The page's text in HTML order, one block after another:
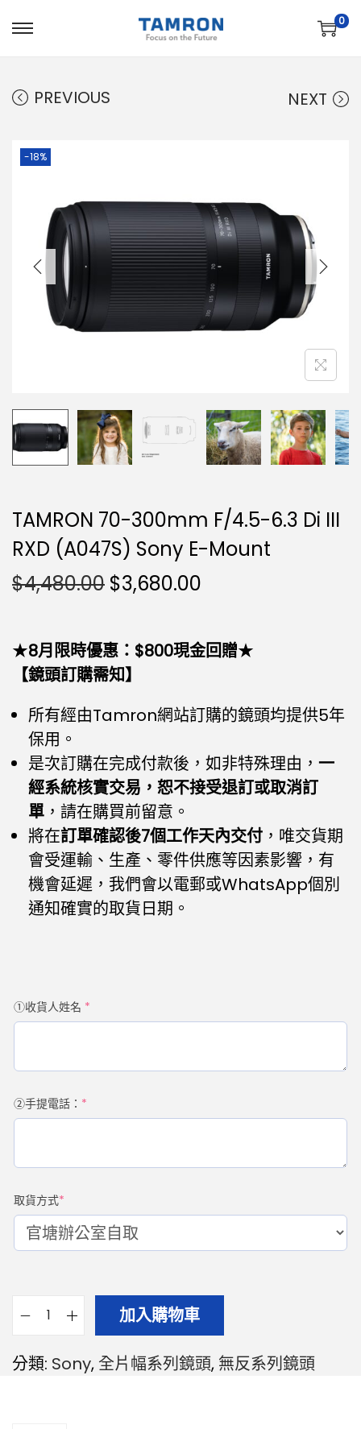
0
PREVIOUS NEXT
-18%
TAMRON 70-300mm F/4.5-6.3 Di III
RXD (A047S) Sony E-Mount
$4,480.00 $3,680.00
★8月限時優惠：$800現金回贈★
【鏡頭訂購需知】
所有經由Tamron網站訂購的鏡頭均提供5年
保用。
是次訂購在完成付款後，如非特殊理由， 一
經系統核實交易，恕不接受退訂或取消訂
單 ，請在購買前留意。
將在訂單確認後7個工作天內交付 ，唯交貨期
會受運輸、生產、零件供應等因素影響，有
機會延遲，我們會以電郵或WhatsApp個別
通知確實的取貨日期。
①收貨人姓名 *
②手提電話： *
取貨方式*
加入購物車
分類: Sony, 全片幅系列鏡頭, 無反系列鏡頭